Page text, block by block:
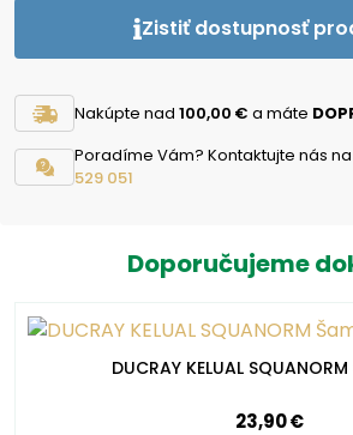
Zistiť dostupnosť
Nakúpte nad 100,00 € a máte
Poradíme Vám? Kontaktujte nás
529 051
Doporučujeme
DUCRAY KELUAL
23,90 €